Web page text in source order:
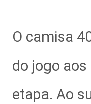
O camisa
do jogo
etapa. Ao